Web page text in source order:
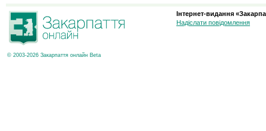
© 2003-2026 Закарпаття онлайн Beta
Інтернет-видання
Надіслати повідомлення